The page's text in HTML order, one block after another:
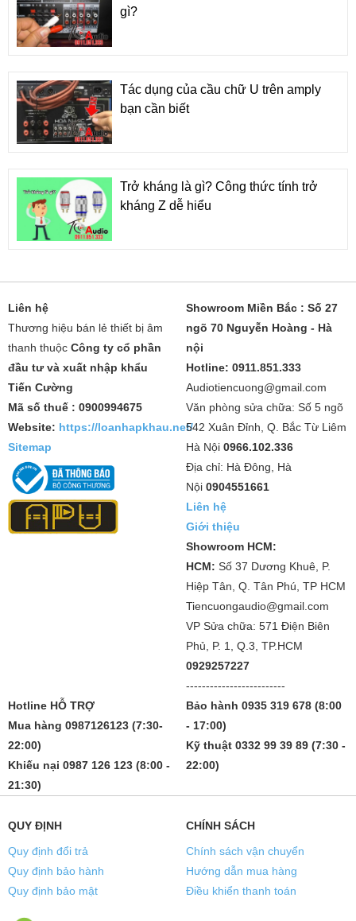
gì?
Tác dụng của cầu chữ U trên amply
bạn cần biết
Trở kháng là gì? Công thức tính trở
kháng Z dễ hiểu
Liên hệ
Thương hiệu bán lẻ thiết bị âm
thanh thuộc Công ty cổ phần
đầu tư và xuất nhập khẩu
Tiến Cường
Mã số thuế : 0900994675
Website: https://loanhapkhau.net/
Sitemap
Showroom Miền Bắc : Số 27
ngõ 70 Nguyễn Hoàng - Hà
nội
Hotline: 0911.851.333
Audiotiencuong@gmail.com
Văn phòng sửa chữa: Số 5 ngõ
542 Xuân Đỉnh, Q. Bắc Từ Liêm
Hà Nội 0966.102.336
Địa chỉ: Hà Đông, Hà
Nội 0904551661
Liên hệ
Giới thiệu
Showroom HCM:
HCM: Số 37 Dương Khuê, P.
Hiệp Tân, Q. Tân Phú, TP HCM
Tiencuongaudio@gmail.com
VP Sửa chữa: 571 Điện Biên
Phủ, P. 1, Q.3, TP.HCM
0929257227
-------------------------
Hotline HỖ TRỢ
Mua hàng 0987126123 (7:30-
22:00)
Khiếu nại 0987 126 123 (8:00 -
21:30)
Bảo hành 0935 319 678 (8:00
- 17:00)
Kỹ thuật 0332 99 39 89 (7:30 -
22:00)
QUY ĐỊNH
Quy định đổi trả
Quy định bảo hành
Quy định bảo mật
CHÍNH SÁCH
Chính sách vận chuyển
Hướng dẫn mua hàng
Điều khiển thanh toán